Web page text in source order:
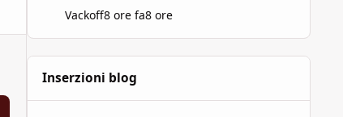
Vackoff8 ore fa8 ore
Inserzioni blog